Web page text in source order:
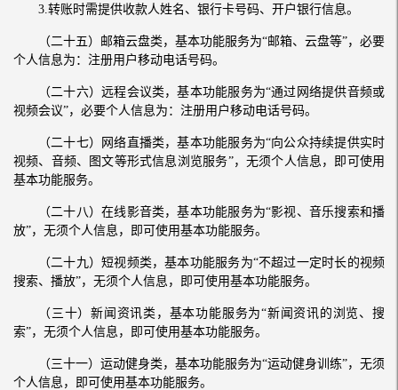
3.转账时需提供收款人姓名、银行卡号码、开户银行信息。
（二十五）邮箱云盘类，基本功能服务为“邮箱、云盘等”，必要
个人信息为：注册用户移动电话号码。
（二十六）远程会议类，基本功能服务为“通过网络提供音频或
视频会议”，必要个人信息为：注册用户移动电话号码。
（二十七）网络直播类，基本功能服务为“向公众持续提供实时
视频、音频、图文等形式信息浏览服务”，无须个人信息，即可使用
基本功能服务。
（二十八）在线影音类，基本功能服务为“影视、音乐搜索和播
放”，无须个人信息，即可使用基本功能服务。
（二十九）短视频类，基本功能服务为“不超过一定时长的视频
搜索、播放”，无须个人信息，即可使用基本功能服务。
（三十）新闻资讯类，基本功能服务为“新闻资讯的浏览、搜
索”，无须个人信息，即可使用基本功能服务。
（三十一）运动健身类，基本功能服务为“运动健身训练”，无须
个人信息，即可使用基本功能服务。